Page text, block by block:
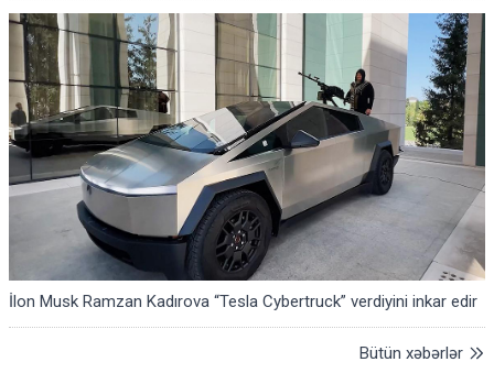
İlon Musk Ramzan Kadırova “Tesla Cybertruck” verdiyini inkar edir
Bütün xəbərlər